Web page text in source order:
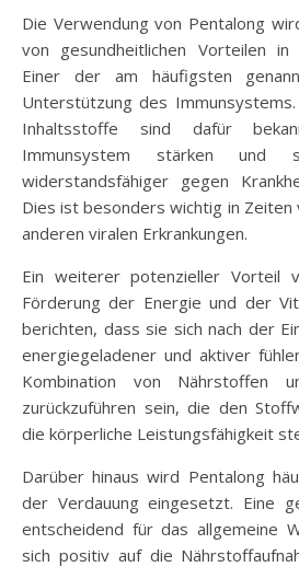
Die Verwendung von Pentalong
von gesundheitlichen Vorteilen in
Einer der am häufigsten
Unterstützung des
Inhaltsstoffe sind dafür
Immunsystem stärken und
widerstandsfähiger gegen
Dies ist besonders wichtig in
anderen viralen Erkrankungen.
Ein weiterer potenzieller Vorteil
Förderung der Energie und der
berichten, dass sie sich nach der
energiegeladener und aktiver
Kombination von Nährstoffen
zurückzuführen sein, die den
die körperliche Leistungsfähigkeit
Darüber hinaus wird Pentalong
der Verdauung eingesetzt. Eine
entscheidend für das allgemeine
sich positiv auf die